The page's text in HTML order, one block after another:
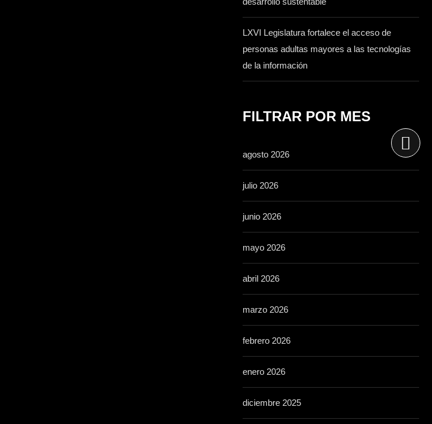
LXVI Legislatura fortalece el acceso de
personas adultas mayores a las tecnologías
de la información
FILTRAR POR MES
agosto 2026
julio 2026
junio 2026
mayo 2026
abril 2026
marzo 2026
febrero 2026
enero 2026
diciembre 2025